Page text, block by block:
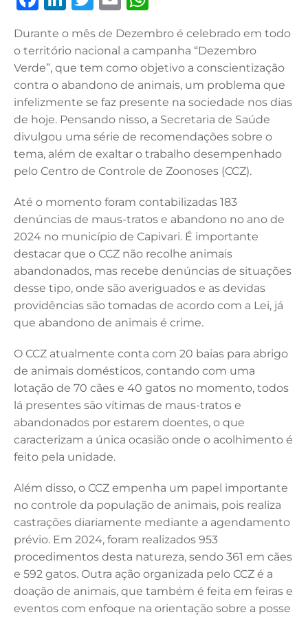
c
e
b
o
o
k
k
e
dI
n
it
te
r
ai
l
at
s
A
p
p
Durante o mês de Dezembro é celebrado em todo
o território nacional a campanha “Dezembro
Verde”, que tem como objetivo a conscientização
contra o abandono de animais, um problema que
infelizmente se faz presente na sociedade nos dias
de hoje. Pensando nisso, a Secretaria de Saúde
divulgou uma série de recomendações sobre o
tema, além de exaltar o trabalho desempenhado
pelo Centro de Controle de Zoonoses (CCZ).
Até o momento foram contabilizadas 183
denúncias de maus-tratos e abandono no ano de
2024 no município de Capivari. É importante
destacar que o CCZ não recolhe animais
abandonados, mas recebe denúncias de situações
desse tipo, onde são averiguados e as devidas
providências são tomadas de acordo com a Lei, já
que abandono de animais é crime.
O CCZ atualmente conta com 20 baias para abrigo
de animais domésticos, contando com uma
lotação de 70 cães e 40 gatos no momento, todos
lá presentes são vítimas de maus-tratos e
abandonados por estarem doentes, o que
caracterizam a única ocasião onde o acolhimento é
feito pela unidade.
Além disso, o CCZ empenha um papel importante
no controle da população de animais, pois realiza
castrações diariamente mediante a agendamento
prévio. Em 2024, foram realizados 953
procedimentos desta natureza, sendo 361 em cães
e 592 gatos. Outra ação organizada pelo CCZ é a
doação de animais, que também é feita em feiras e
eventos com enfoque na orientação sobre a posse